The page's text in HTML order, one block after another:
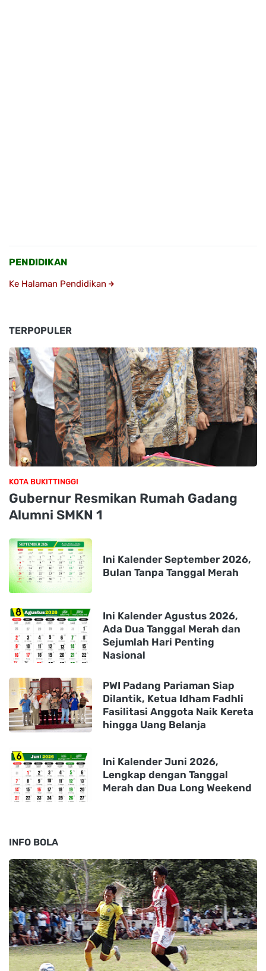
PENDIDIKAN
Ke Halaman Pendidikan
TERPOPULER
KOTA BUKITTINGGI
Gubernur Resmikan Rumah Gadang
Alumni SMKN 1
Ini Kalender September 2026,
Bulan Tanpa Tanggal Merah
Ini Kalender Agustus 2026,
Ada Dua Tanggal Merah dan
Sejumlah Hari Penting
Nasional
PWI Padang Pariaman Siap
Dilantik, Ketua Idham Fadhli
Fasilitasi Anggota Naik Kereta
hingga Uang Belanja
Ini Kalender Juni 2026,
Lengkap dengan Tanggal
Merah dan Dua Long Weekend
INFO BOLA